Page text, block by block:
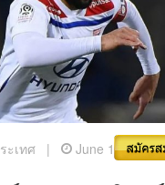
ะเทศ | June 18, 2019